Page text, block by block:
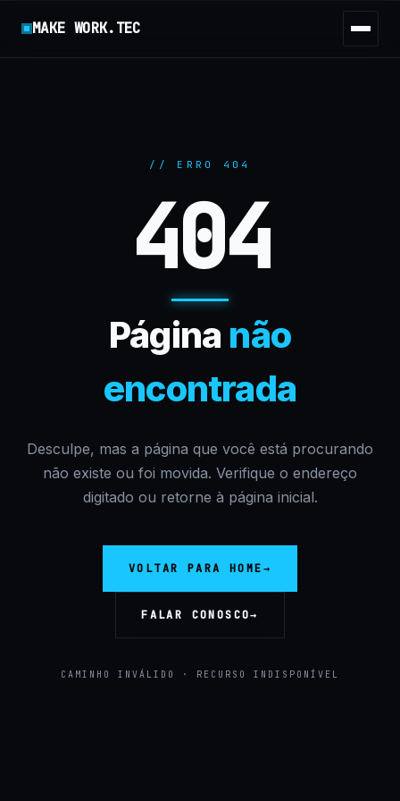
MAKE WORK.TEC
// ERRO 404
404
Página não
encontrada
Desculpe, mas a página que você está procurando
não existe ou foi movida. Verifique o endereço
digitado ou retorne à página inicial.
VOLTAR PARA HOME→
FALAR CONOSCO→
CAMINHO INVÁLIDO · RECURSO INDISPONÍVEL